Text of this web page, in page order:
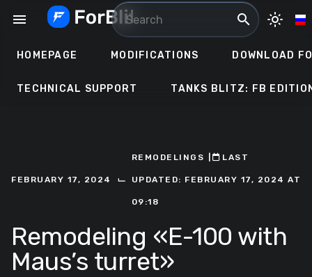
menu search light_mode
HOMEPAGE MODIFICATIONS DOWNLOAD
TECHNICAL SUPPORT TANKS BLITZ: FB
FEBRUARY 17, 2024 ⌙
REMODELINGS ㅤLAST
UPDATED: FEBRUARY 17, 2024 AT
09:18
Remodeling «E-100 with
Maus’s turret»